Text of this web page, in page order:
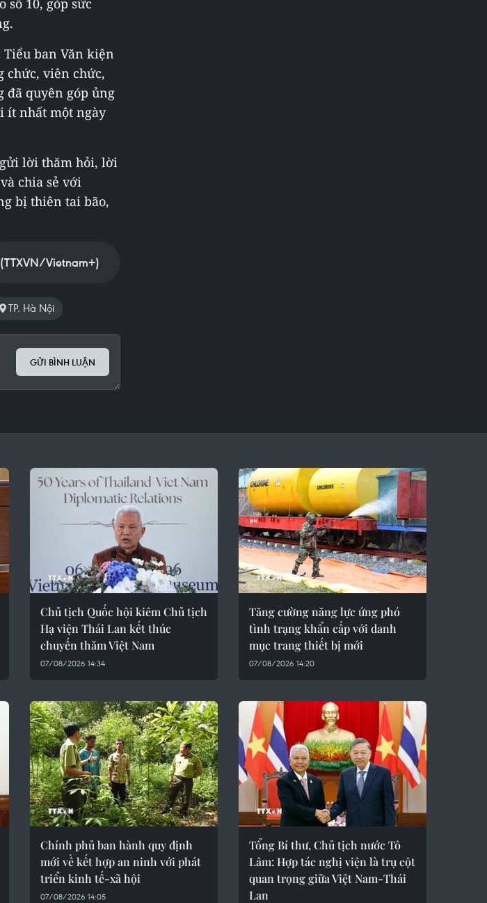
số 10, góp sức
ban Văn kiện
chức, viên chức,
đã quyên góp ủng
ít nhất một ngày
lời thăm hỏi, lời
chia sẻ với
bị thiên tai bão,
(TTXVN/Vietnam+)
TP. Hà Nội
GỬI BÌNH LUẬN
Chủ tịch Quốc hội kiêm Chủ tịch
Hạ viện Thái Lan kết thúc
chuyến thăm Việt Nam
07/08/2026 14:34
Tăng cường năng lực ứng phó
tình trạng khẩn cấp với danh
mục trang thiết bị mới
07/08/2026 14:20
Chính phủ ban hành quy định
mới về kết hợp an ninh với phát
triển kinh tế-xã hội
07/08/2026 14:05
Tổng Bí thư, Chủ tịch nước Tô
Lâm: Hợp tác nghị viện là trụ cột
quan trọng giữa Việt Nam-Thái
Lan